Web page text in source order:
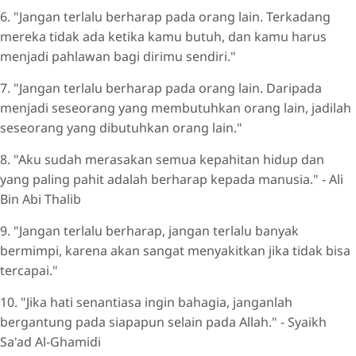
6. "Jangan terlalu berharap pada orang lain. Terkadang
mereka tidak ada ketika kamu butuh, dan kamu harus
menjadi pahlawan bagi dirimu sendiri."
7. "Jangan terlalu berharap pada orang lain. Daripada
menjadi seseorang yang membutuhkan orang lain, jadilah
seseorang yang dibutuhkan orang lain."
8. "Aku sudah merasakan semua kepahitan hidup dan
yang paling pahit adalah berharap kepada manusia." - Ali
Bin Abi Thalib
9. "Jangan terlalu berharap, jangan terlalu banyak
bermimpi, karena akan sangat menyakitkan jika tidak bisa
tercapai."
10. "Jika hati senantiasa ingin bahagia, janganlah
bergantung pada siapapun selain pada Allah." - Syaikh
Sa'ad Al-Ghamidi